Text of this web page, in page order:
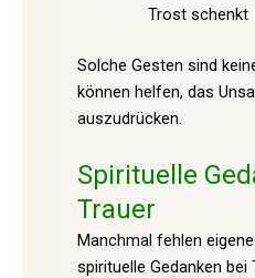
Trost schenkt
Solche Gesten sind
können helfen, das
auszudrücken.
Spirituelle
Trauer
Manchmal fehlen
spirituelle Gedanken bei